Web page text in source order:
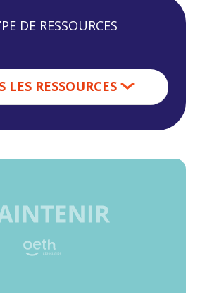
DE RESSOURCES
LES RESSOURCES